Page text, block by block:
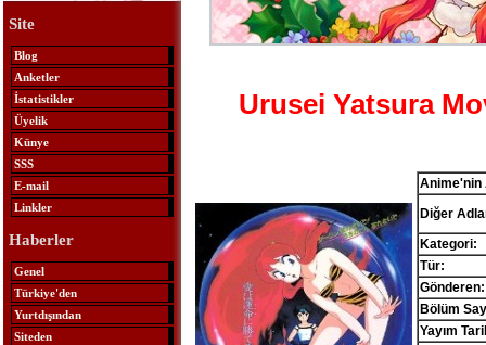
Site
Blog
Anketler
İstatistikler
Üyelik
Künye
SSS
E-mail
Linkler
Haberler
Genel
Türkiye'den
Yurtdışından
Siteden
Urusei Yatsura
Anime'nin
Diğer
Kategori:
Tür:
Gönderen:
Bölüm
Yayım